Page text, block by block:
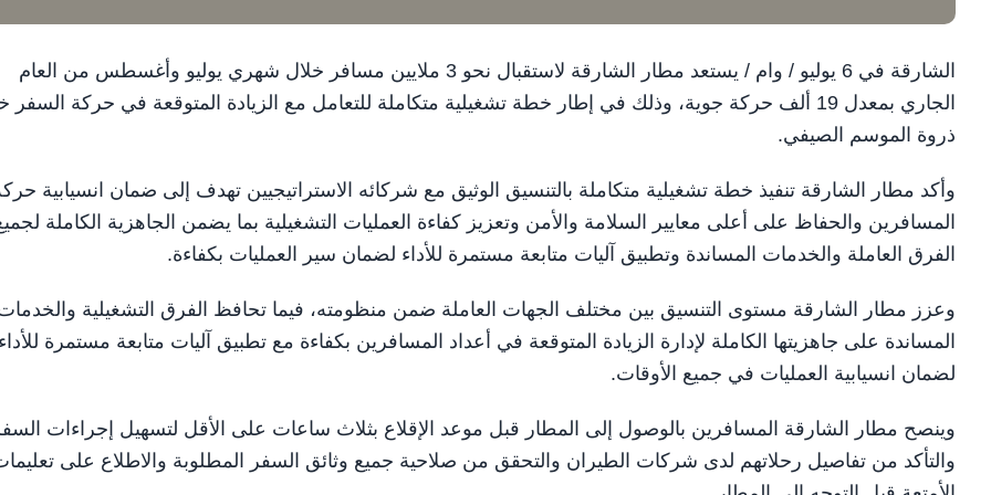
الشارقة في 6 يوليو / وام / يستعد مطار الشارقة لاستقبال نحو 3 ملايين مسافر خلال شهري يوليو وأغسطس من العام
الجاري بمعدل 19 ألف حركة جوية، وذلك في إطار خطة تشغيلية متكاملة للتعامل مع الزيادة المتوقعة في حركة السفر
ذروة الموسم الصيفي.
وأكد مطار الشارقة تنفيذ خطة تشغيلية متكاملة بالتنسيق الوثيق مع شركائه الاستراتيجيين تهدف إلى ضمان انسيابية
المسافرين والحفاظ على أعلى معايير السلامة والأمن وتعزيز كفاءة العمليات التشغيلية بما يضمن الجاهزية الكاملة
الفرق العاملة والخدمات المساندة وتطبيق آليات متابعة مستمرة للأداء لضمان سير العمليات بكفاءة.
وعزز مطار الشارقة مستوى التنسيق بين مختلف الجهات العاملة ضمن منظومته، فيما تحافظ الفرق التشغيلية
المساندة على جاهزيتها الكاملة لإدارة الزيادة المتوقعة في أعداد المسافرين بكفاءة مع تطبيق آليات متابعة مستمرة
لضمان انسيابية العمليات في جميع الأوقات.
وينصح مطار الشارقة المسافرين بالوصول إلى المطار قبل موعد الإقلاع بثلاث ساعات على الأقل لتسهيل إجراءات
والتأكد من تفاصيل رحلاتهم لدى شركات الطيران والتحقق من صلاحية جميع وثائق السفر المطلوبة والاطلاع على